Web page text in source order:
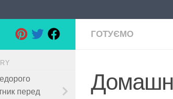
ГОТУЄМО
перед